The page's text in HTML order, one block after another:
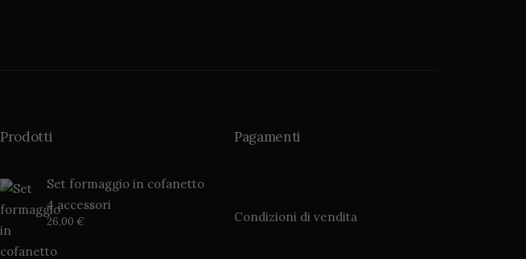
Prodotti
Set formaggio in cofanetto
4 accessori
26,00 €
Pagamenti
Condizioni di vendita